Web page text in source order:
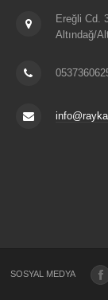
Ereğli Cd.
Altındağ/
SOSYAL MEDYA